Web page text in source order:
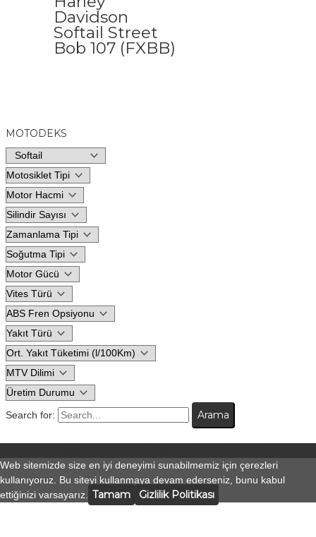
MOTODEKS
Search for:
Davidson
Softail Street
Bob 107 (FXBB)
Web sitemizde size en iyi deneyimi sunabilmemiz için çerezleri
kullanıyoruz. Bu siteyi kullanmaya devam ederseniz, bunu kabul
ettiğinizi varsayarız.
Tamam Gizlilik Politikası